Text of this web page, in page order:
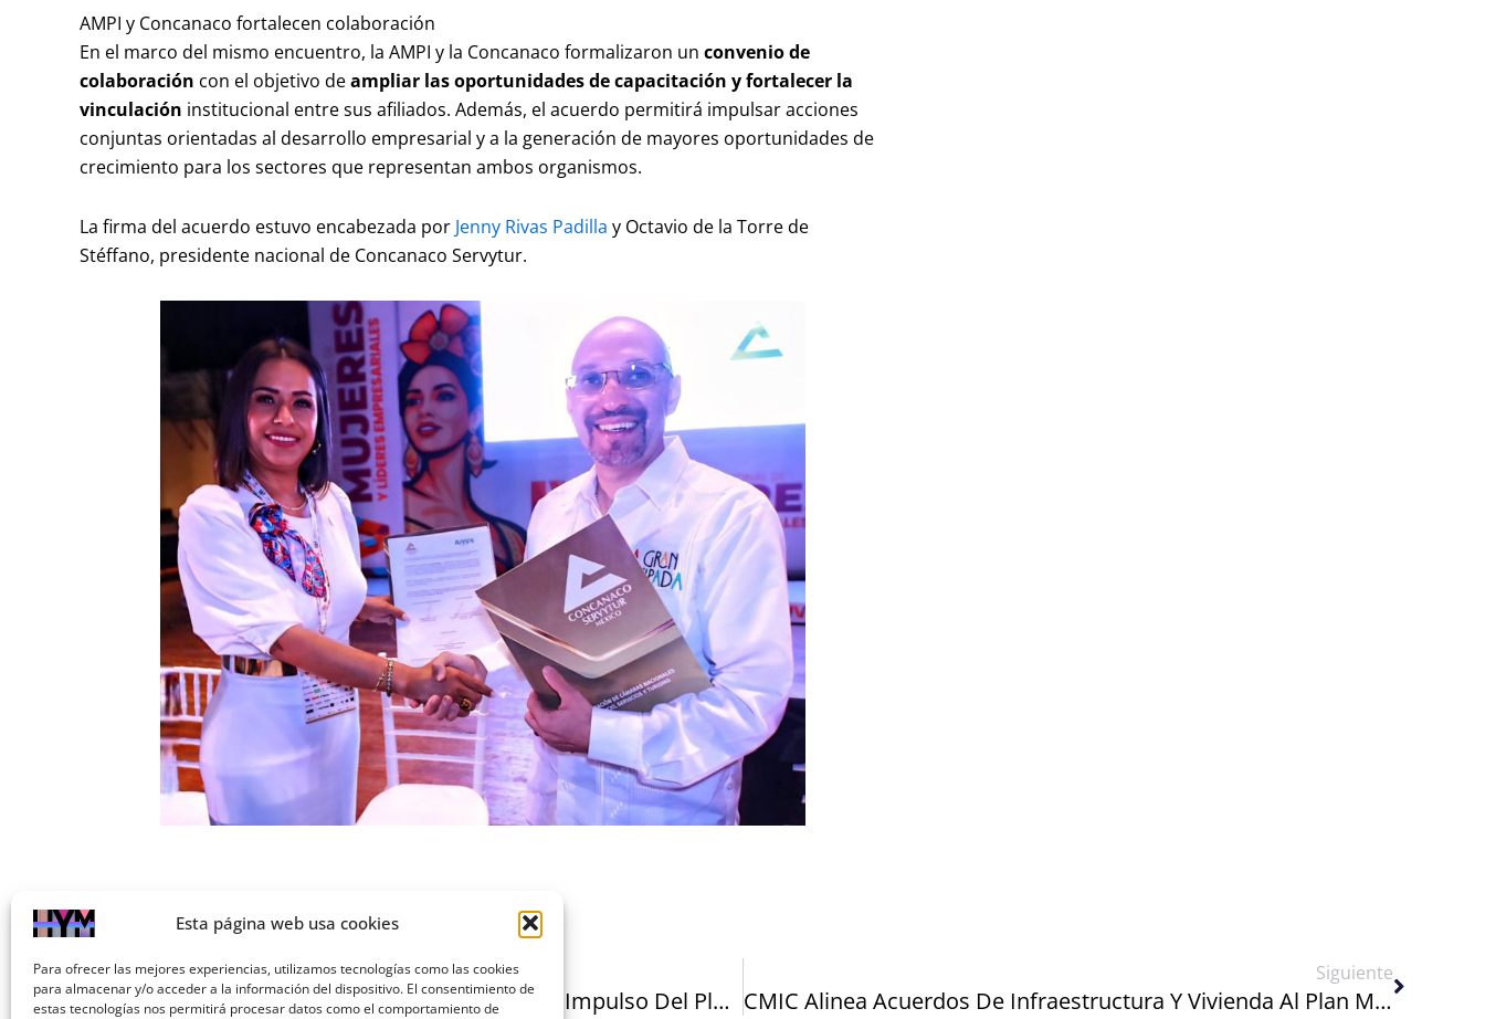
Esta página web usa cookies
Para ofrecer las mejores experiencias, utilizamos tecnologías como las cookies
para almacenar y/o acceder a la información del dispositivo. El consentimiento de
estas tecnologías nos permitirá procesar datos como el comportamiento de
AMPI y Concanaco fortalecen colaboración
En el marco del mismo encuentro, la AMPI y la Concanaco formalizaron un convenio de
colaboración con el objetivo deampliar las oportunidades de capacitación y fortalecer la
vinculación institucional entre sus afiliados. Además, el acuerdo permitirá impulsar acciones
conjuntas orientadas al desarrollo empresarial y a la generación de mayores oportunidades de
crecimiento para los sectores que representan ambos organismos.
La firma del acuerdo estuvo encabezada por Jenny Rivas Padilla y Octavio de la Torre de
Stéffano, presidente nacional de Concanaco Servytur.
Previo
Previo
ADI Prevé Duplicar Inversión Inmobiliaria Con Impulso Del Plan México
Siguiente
CMIC Alinea Acuerdos De Infraestructura Y Vivienda Al Plan México